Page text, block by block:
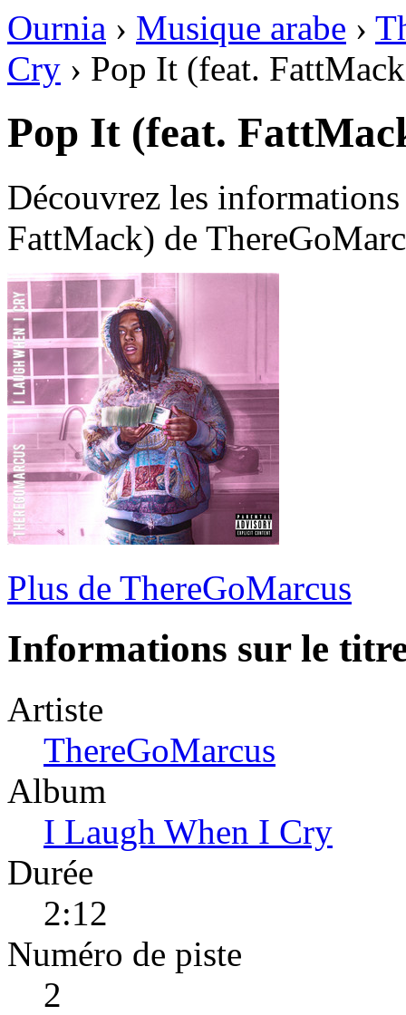
Ournia › Musique arabe ›
Cry › Pop It (feat.
Pop It (feat.
Découvrez les
FattMack) de
Plus de ThereGoMarcus
Informations sur le
Artiste
ThereGoMarcus
Album
I Laugh When I Cry
Durée
2:12
Numéro de piste
2